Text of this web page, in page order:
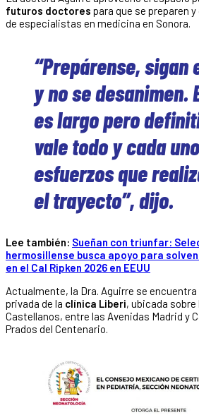
futuros doctores para que se preparen
de especialistas en medicina en Sonora.
“Prepárense, sigan
y no se desanimen.
es largo pero
vale todo y cada
esfuerzos que
el trayecto”, dijo.
Lee también: Sueñan con triunfar:
hermosillense busca apoyo para
en el Cal Ripken 2026 en EEUU
Actualmente, la Dra. Aguirre se
privada de la clínica Liberi, ubicada sobre
Castellanos, entre las Avenidas Madrid y
Prados del Centenario.